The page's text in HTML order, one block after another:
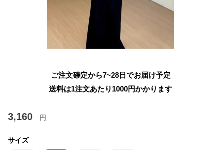
ご注文確定から7~28日でお届け予定
送料は1注文あたり 1000円かかります
3,160 円
サイズ